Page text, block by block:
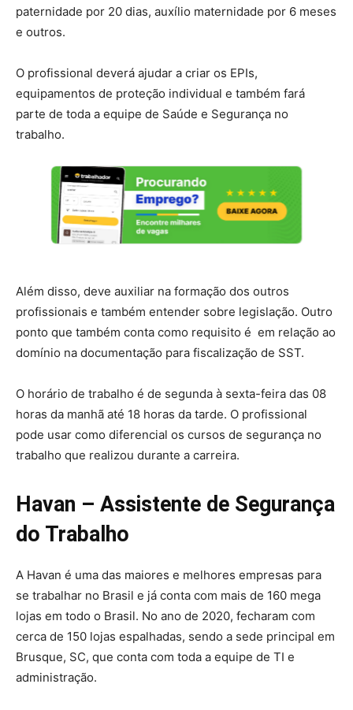
paternidade por 20 dias, auxílio maternidade por 6 meses
e outros.
O profissional deverá ajudar a criar os EPIs,
equipamentos de proteção individual e também fará
parte de toda a equipe de Saúde e Segurança no
trabalho.
Além disso, deve auxiliar na formação dos outros
profissionais e também entender sobre legislação. Outro
ponto que também conta como requisito é em relação ao
domínio na documentação para fiscalização de SST.
O horário de trabalho é de segunda à sexta-feira das 08
horas da manhã até 18 horas da tarde. O profissional
pode usar como diferencial os cursos de segurança no
trabalho que realizou durante a carreira.
Havan – Assistente de Segurança
do Trabalho
A Havan é uma das maiores e melhores empresas para
se trabalhar no Brasil e já conta com mais de 160 mega
lojas em todo o Brasil. No ano de 2020, fecharam com
cerca de 150 lojas espalhadas, sendo a sede principal em
Brusque, SC, que conta com toda a equipe de TI e
administração.